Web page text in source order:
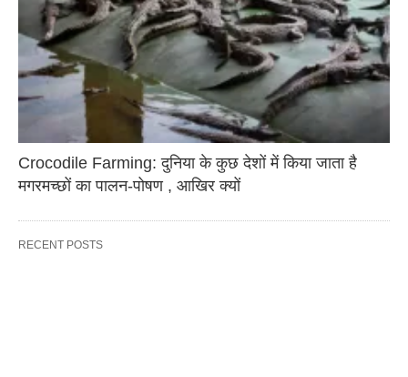
Crocodile Farming: दुनिया के कुछ देशों में किया जाता है
मगरमच्छों का पालन-पोषण , आखिर क्यों
RECENT POSTS